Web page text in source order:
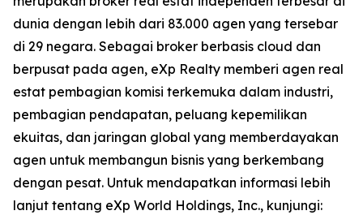
dunia dengan lebih dari 83.000 agen yang tersebar
di 29 negara. Sebagai broker berbasis cloud dan
berpusat pada agen, eXp Realty memberi agen real
estat pembagian komisi terkemuka dalam industri,
pembagian pendapatan, peluang kepemilikan
ekuitas, dan jaringan global yang memberdayakan
agen untuk membangun bisnis yang berkembang
dengan pesat. Untuk mendapatkan informasi lebih
lanjut tentang eXp World Holdings, Inc., kunjungi: